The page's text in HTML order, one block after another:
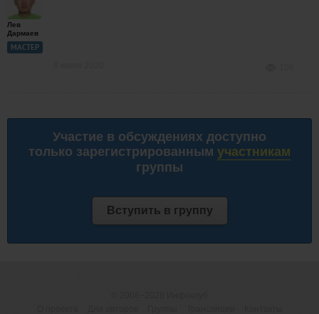
Лев
Дармаев
МАСТЕР
Участие в обсуждениях доступно
только зарегистрированным участникам
группы
Вступить в группу